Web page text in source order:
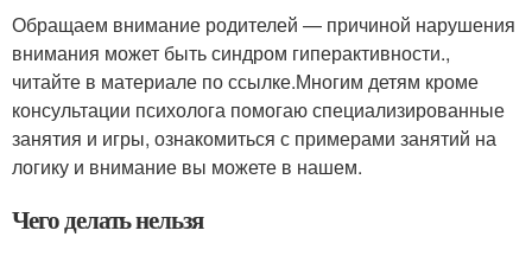
Обращаем внимание родителей — причиной нарушения
внимания может быть синдром гиперактивности.,
читайте в материале по ссылке.Многим детям кроме
консультации психолога помогаю специализированные
занятия и игры, ознакомиться с примерами занятий на
логику и внимание вы можете в нашем.
Чего делать нельзя